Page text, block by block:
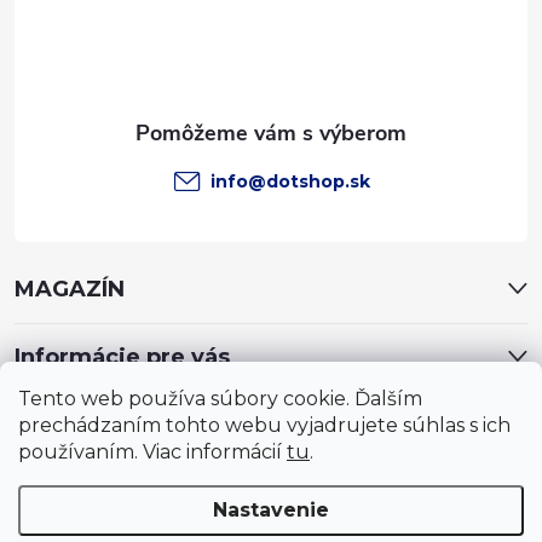
Tento web používa súbory cookie. Ďalším
prechádzaním tohto webu vyjadrujete súhlas s ich
používaním. Viac informácií tu.
Nastavenie
info@dotshop.sk
MAGAZÍN
Informácie pre vás